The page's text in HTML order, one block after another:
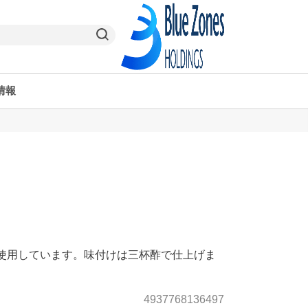
報
しています。味付けは三杯酢で仕上げま
4937768136497